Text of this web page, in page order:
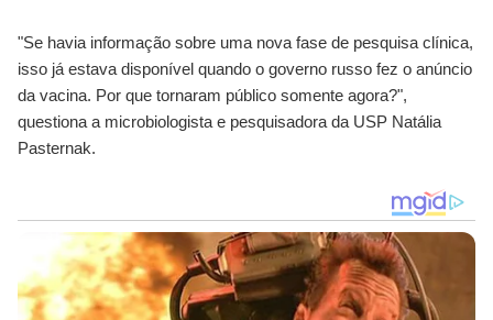
"Se havia informação sobre uma nova fase de pesquisa clínica,
isso já estava disponível quando o governo russo fez o anúncio
da vacina. Por que tornaram público somente agora?",
questiona a microbiologista e pesquisadora da USP Natália
Pasternak.